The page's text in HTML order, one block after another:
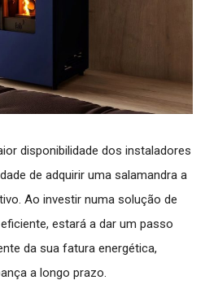
disponibilidade dos instaladores
de adquirir uma salamandra a
Ao investir numa solução de
estará a dar um passo
da sua fatura energética,
a longo prazo.